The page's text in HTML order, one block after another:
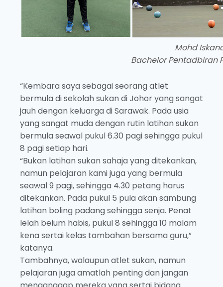
Mohd
Bachelor Pentadbiran
“Kembara saya sebagai seorang atlet
bermula di sekolah sukan di Johor yang sangat
jauh dengan keluarga di Sarawak. Pada usia
yang sangat muda dengan rutin latihan sukan
bermula seawal pukul 6.30 pagi sehingga pukul
8 pagi setiap hari.
“Bukan latihan sukan sahaja yang ditekankan,
namun pelajaran kami juga yang bermula
seawal 9 pagi, sehingga 4.30 petang harus
ditekankan. Pada pukul 5 pula akan sambung
latihan boling padang sehingga senja. Penat
lelah belum habis, pukul 8 sehingga 10 malam
kena sertai kelas tambahan bersama guru,”
katanya.
Tambahnya, walaupun atlet sukan, namun
pelajaran juga amatlah penting dan jangan